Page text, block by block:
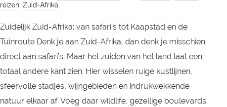
reizen, Zuid-Afrika
Zuidelijk Zuid-Afrika: van safari’s tot Kaapstad en de
Tuinroute Denk je aan Zuid-Afrika, dan denk je misschien
direct aan safari’s. Maar het zuiden van het land laat een
totaal andere kant zien. Hier wisselen ruige kustlijnen,
sfeervolle stadjes, wijngebieden en indrukwekkende
natuur elkaar af. Voeg daar wildlife, gezellige boulevards